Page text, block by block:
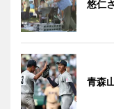
悠仁
青森